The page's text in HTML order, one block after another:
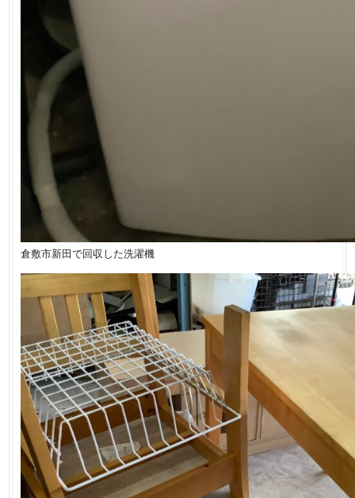
倉敷市新田で回収した洗濯機